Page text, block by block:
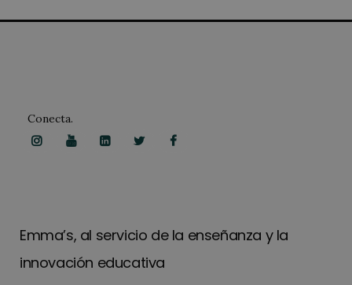
Conecta.
Emma’s, al servicio de la enseñanza y la
innovación educativa